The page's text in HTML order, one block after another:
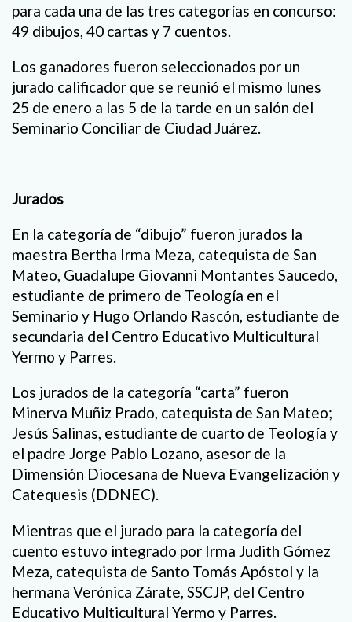
para cada una de las tres categorías en concurso:
49 dibujos, 40 cartas y 7 cuentos.
Los ganadores fueron seleccionados por un
jurado calificador que se reunió el mismo lunes
25 de enero a las 5 de la tarde en un salón del
Seminario Conciliar de Ciudad Juárez.
Jurados
En la categoría de “dibujo” fueron jurados la
maestra Bertha Irma Meza, catequista de San
Mateo, Guadalupe Giovanni Montantes Saucedo,
estudiante de primero de Teología en el
Seminario y Hugo Orlando Rascón, estudiante de
secundaria del Centro Educativo Multicultural
Yermo y Parres.
Los jurados de la categoría “carta” fueron
Minerva Muñiz Prado, catequista de San Mateo;
Jesús Salinas, estudiante de cuarto de Teología y
el padre Jorge Pablo Lozano, asesor de la
Dimensión Diocesana de Nueva Evangelización y
Catequesis (DDNEC).
Mientras que el jurado para la categoría del
cuento estuvo integrado por Irma Judith Gómez
Meza, catequista de Santo Tomás Apóstol y la
hermana Verónica Zárate, SSCJP, del Centro
Educativo Multicultural Yermo y Parres.